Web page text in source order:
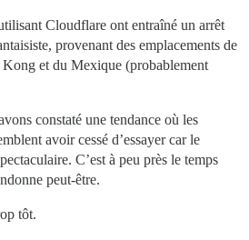
Cloudflare ont entraîné un arrêt
provenant des emplacements de
et du Mexique (probablement
constaté une tendance où les
avoir cessé d’essayer car le
C’est à peu près le temps
peut-être.
tôt.